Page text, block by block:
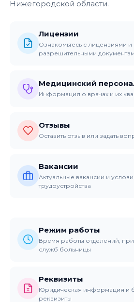
Нижегородской области.
Лицензии
Ознакомьтесь с лицензиями и
разрешительными
Медицинский
Информация о врачах и их
Отзывы
Оставить отзыв или задать
Вакансии
Актуальные вакансии и
трудоустройства
Режим работы
Время работы отделений,
служб больницы
Реквизиты
Юридическая информация и
реквизиты